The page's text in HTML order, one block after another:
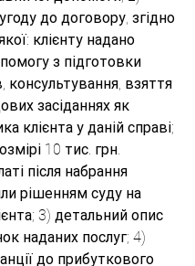
до договору, згідно
клієнту надано
з підготовки
консультування, взяття
засіданнях як
клієнта у даній справі;
10 тис. грн.
після набрання
рішенням суду на
3) детальний опис
наданих послуг; 4)
до прибуткового